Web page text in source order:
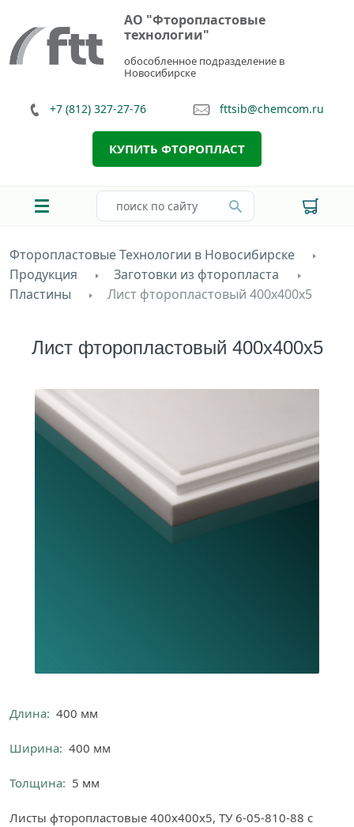
АО "Фторопластовые
технологии"
обособленное подразделение в
Новосибирске
+7 (812) 327-27-76 fttsib@chemcom.ru
КУПИТЬ ФТОРОПЛАСТ
Фторопластовые Технологии в Новосибирске
Продукция
Заготовки из фторопласта
Пластины
Лист фторопластовый 400х400х5
Лист фторопластовый 400х400х5
Длина: 400 мм
Ширина: 400 мм
Толщина: 5 мм
Листы фторопластовые 400х400х5, ТУ 6-05-810-88 с